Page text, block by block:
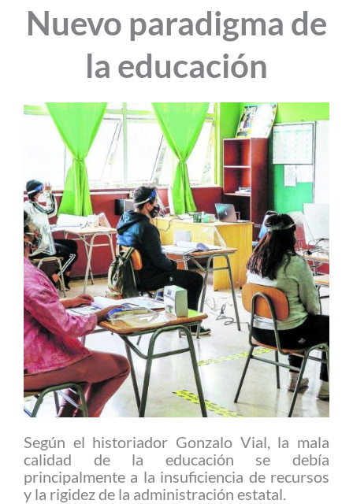
o
k
r
a
m
Nuevo paradigma de
la educación
Según el historiador Gonzalo Vial, la mala
calidad de la educación se debía
principalmente a la insuficiencia de recursos
y la rigidez de la administración estatal.